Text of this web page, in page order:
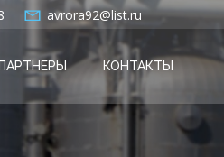
avrora92@list.ru
КОНТАКТЫ